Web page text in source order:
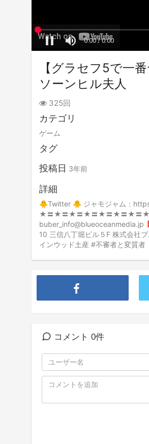
【グラセフ5で一
ソーンヒル夫人
325回
カテゴリ
ゲーム
タグ
投稿日 3年前
詳細
🐥Twitter 🐥 ジャモジャム：
★〓★〓★〓★〓★〓★〓★〓★〓★
buber_info@blueoceanmedia.jp
10 三信八丁堀ビル５F 株式
インウッド土産 #不審者と変質者
コメント 0件